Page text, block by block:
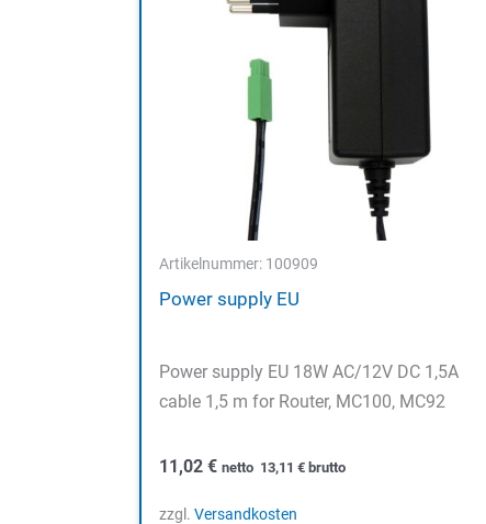
Artikelnummer: 100909
Power supply EU
Power supply EU 18W AC/12V DC 1,5A
cable 1,5 m for Router, MC100, MC92
11,02 € netto 13,11 €brutto
zzgl. Versandkosten